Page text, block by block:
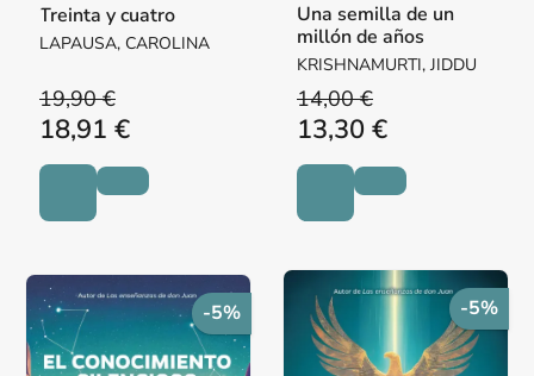
Treinta y cuatro
LAPAUSA, CAROLINA
19,90 €
18,91 €
Una semilla de un
millón de años
KRISHNAMURTI, JIDDU
14,00 €
13,30 €
-5% -5%